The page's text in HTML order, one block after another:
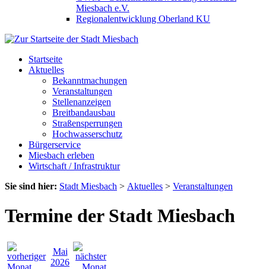
Miesbach e.V.
Regionalentwicklung Oberland KU
Startseite
Aktuelles
Bekanntmachungen
Veranstaltungen
Stellenanzeigen
Breitbandausbau
Straßensperrungen
Hochwasserschutz
Bürgerservice
Miesbach erleben
Wirtschaft / Infrastruktur
Sie sind hier: Stadt Miesbach > Aktuelles > Veranstaltungen
Termine der Stadt Miesbach
Mai
2026